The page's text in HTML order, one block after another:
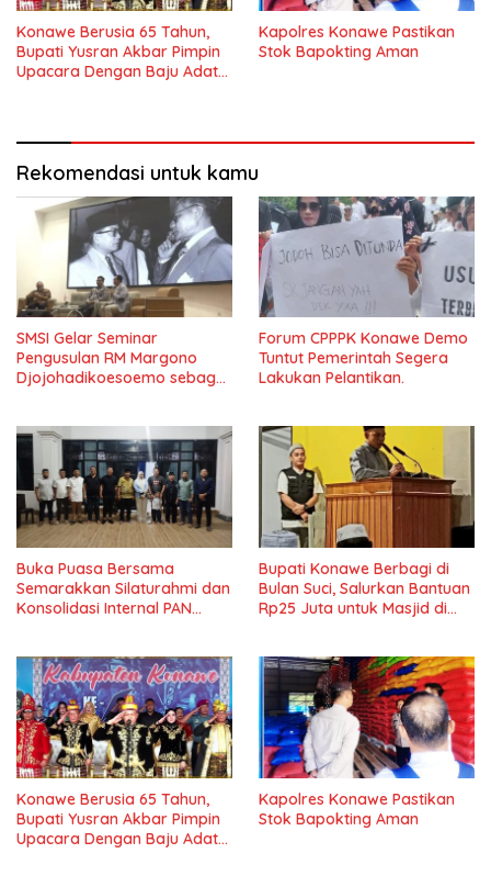
Konawe Berusia 65 Tahun,
Bupati Yusran Akbar Pimpin
Upacara Dengan Baju Adat
Kapolres Konawe Pastikan
Stok Bapokting Aman
Rekomendasi untuk kamu
SMSI Gelar Seminar
Pengusulan RM Margono
Djojohadikoesoemo sebagai
Forum CPPPK Konawe Demo
Tuntut Pemerintah Segera
Lakukan Pelantikan.
Buka Puasa Bersama
Semarakkan Silaturahmi dan
Konsolidasi Internal PAN
Bupati Konawe Berbagi di
Bulan Suci, Salurkan Bantuan
Rp25 Juta untuk Masjid di
Konawe Berusia 65 Tahun,
Bupati Yusran Akbar Pimpin
Upacara Dengan Baju Adat
Kapolres Konawe Pastikan
Stok Bapokting Aman